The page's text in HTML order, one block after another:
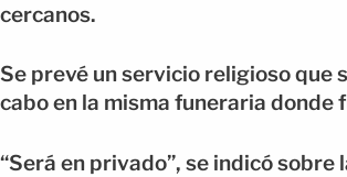
cercanos.
Se prevé un servicio religioso que
cabo en la misma funeraria donde
“Será en privado”, se indicó sobre